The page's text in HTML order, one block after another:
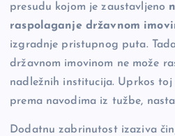
presudu kojom je zaustavljeno
raspolaganje državnom
izgradnje pristupnog puta.
državnom imovinom ne može
nadležnih institucija. Uprkos
prema navodima iz tužbe,
Dodatnu zabrinutost izaziva